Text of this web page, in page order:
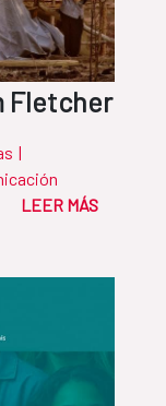
Fletcher
|
LEER MÁS